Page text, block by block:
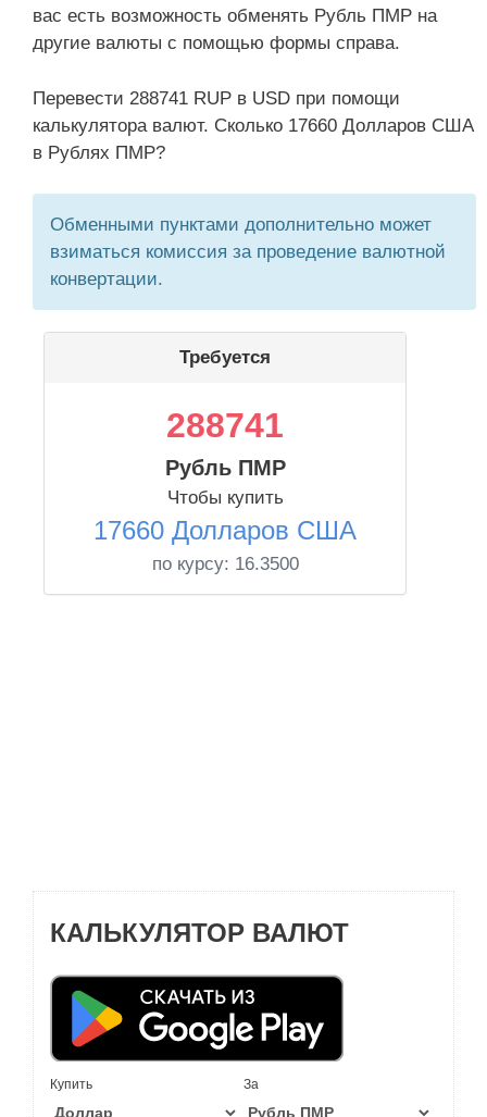
вас есть возможность обменять Рубль ПМР на
другие валюты с помощью формы справа.
Перевести 288741 RUP в USD при помощи
калькулятора валют. Сколько 17660 Долларов США
в Рублях ПМР?
Обменными пунктами дополнительно может
взиматься комиссия за проведение валютной
конвертации.
Требуется
288741
Рубль ПМР
Чтобы купить
17660 Долларов США
по курсу: 16.3500
КАЛЬКУЛЯТОР ВАЛЮТ
Купить За